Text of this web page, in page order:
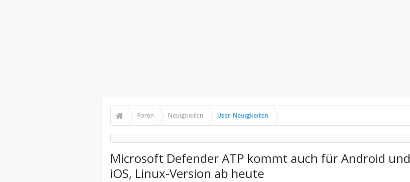
Foren Neuigkeiten User-Neuigkeiten
Microsoft Defender ATP kommt auch für Android und
iOS, Linux-Version ab heute